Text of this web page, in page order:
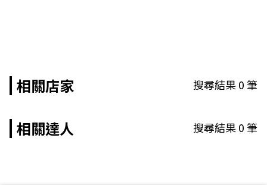
相關店家 搜尋結果0筆
相關達人 搜尋結果0筆